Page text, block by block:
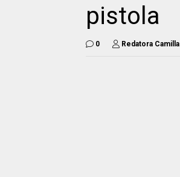
pistola
0 Redatora Camilla